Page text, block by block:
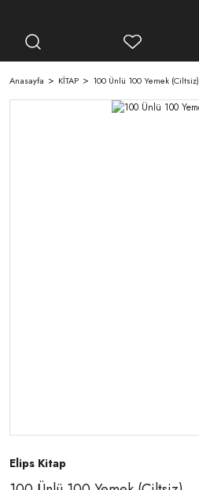
Anasayfa KİTAP 100 Ünlü 100 Yemek (Ciltsiz)
Elips Kitap